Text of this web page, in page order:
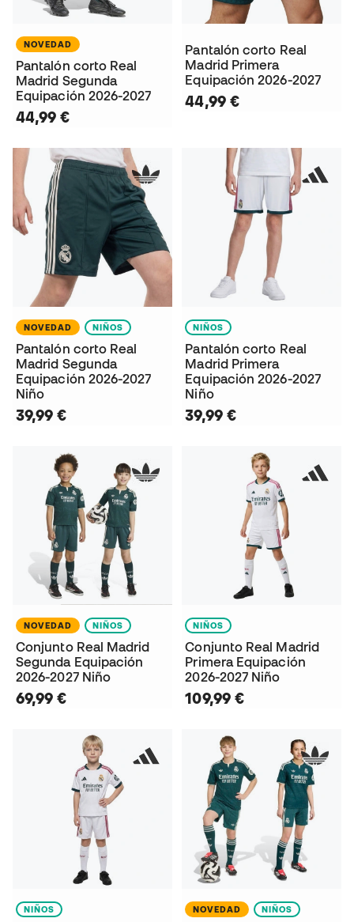
NOVEDAD
Pantalón corto Real
Madrid Segunda
Equipación 2026-2027
44,99 €
Pantalón corto Real
Madrid Primera
Equipación 2026-2027
44,99 €
NOVEDAD NIÑOS
Pantalón corto Real
Madrid Segunda
Equipación 2026-2027
Niño
39,99 €
NIÑOS
Pantalón corto Real
Madrid Primera
Equipación 2026-2027
Niño
39,99 €
NOVEDAD NIÑOS
Conjunto Real Madrid
Segunda Equipación
2026-2027 Niño
69,99 €
NIÑOS
Conjunto Real Madrid
Primera Equipación
2026-2027 Niño
109,99 €
NIÑOS NOVEDAD NIÑOS